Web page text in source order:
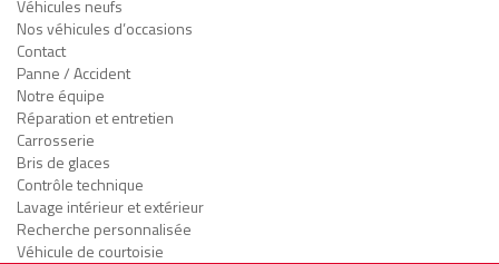
Véhicules neufs
Nos véhicules d’occasions
Contact
Panne / Accident
Notre équipe
Réparation et entretien
Carrosserie
Bris de glaces
Contrôle technique
Lavage intérieur et extérieur
Recherche personnalisée
Véhicule de courtoisie